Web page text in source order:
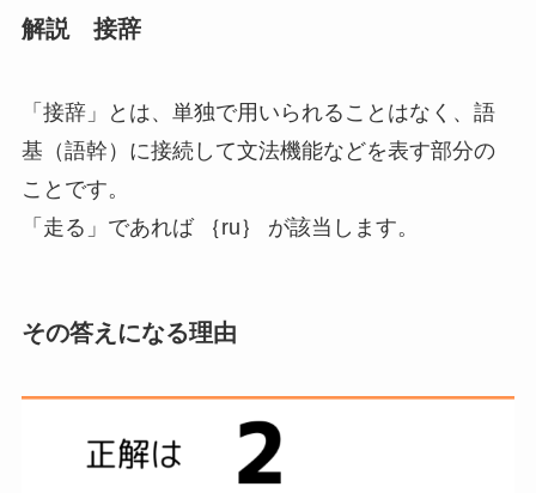
解説 接辞
「接辞」 とは、 単独で用いられることはなく、語
基（語幹）に接続して文法機能などを表す部分の
ことです。
「走る」であれば ｛ru｝ が該当します。
その答えになる理由